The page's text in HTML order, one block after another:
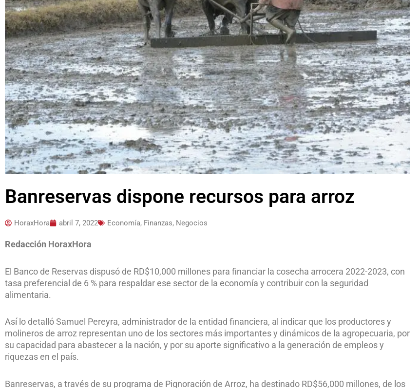
Banreservas dispone recursos para arroz
HoraxHora abril 7, 2022 Economía, Finanzas, Negocios
Redacción HoraxHora
El Banco de Reservas dispusó de RD$10,000 millones para financiar la cosecha arrocera 2022-2023, con
tasa preferencial de 6 % para respaldar ese sector de la economía y contribuir con la seguridad
alimentaria.
Así lo detalló Samuel Pereyra, administrador de la entidad financiera, al indicar que los productores y
molineros de arroz representan uno de los sectores más importantes y dinámicos de la agropecuaria, por
su capacidad para abastecer a la nación, y por su aporte significativo a la generación de empleos y
riquezas en el país.
Banreservas, a través de su programa de Pignoración de Arroz, ha destinado RD$56,000 millones, de los